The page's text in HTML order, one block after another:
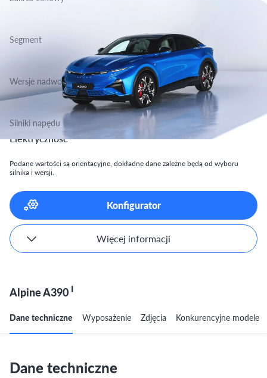
Segment
Grupa Terenowo Rekreacyjne, Klasa Niższa Średnia
Wersje nadwoziowe
SUV
Silniki napędu
Elektryczność
Podane wartości są orientacyjne, dokładne dane zależne będą od wyboru
silnika i wersji.
Konfigurator
Więcej informacji
Alpine A390 I
Dane techniczne Wyposażenie Zdjęcia Konkurencyjne modele
Dane techniczne